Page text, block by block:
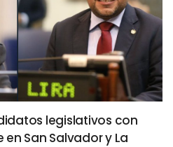
legislativos con
San Salvador y La